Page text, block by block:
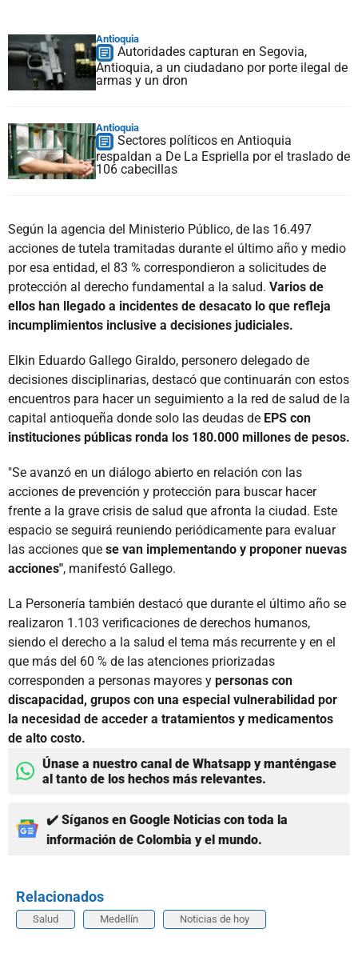
Antioquia
Autoridades capturan en Segovia,
Antioquia, a un ciudadano por porte ilegal de
armas y un dron
Antioquia
Sectores políticos en Antioquia
respaldan a De La Espriella por el traslado de
106 cabecillas
Según la agencia del Ministerio Público, de las 16.497
acciones de tutela tramitadas durante el último año y medio
por esa entidad, el 83 % correspondieron a solicitudes de
protección al derecho fundamental a la salud. Varios de
ellos han llegado a incidentes de desacato lo que refleja
incumplimientos inclusive a decisiones judiciales.
Elkin Eduardo Gallego Giraldo, personero delegado de
decisiones disciplinarias, destacó que continuarán con estos
encuentros para hacer un seguimiento a la red de salud de la
capital antioqueña donde solo las deudas de EPS con
instituciones públicas ronda los 180.000 millones de pesos.
"Se avanzó en un diálogo abierto en relación con las
acciones de prevención y protección para buscar hacer
frente a la grave crisis de salud que afronta la ciudad. Este
espacio se seguirá reuniendo periódicamente para evaluar
las acciones que se van implementando y proponer nuevas
acciones", manifestó Gallego.
La Personería también destacó que durante el último año se
realizaron 1.103 verificaciones de derechos humanos,
siendo el derecho a la salud el tema más recurrente y en el
que más del 60 % de las atenciones priorizadas
corresponden a personas mayores y personas con
discapacidad, grupos con una especial vulnerabilidad por
la necesidad de acceder a tratamientos y medicamentos
de alto costo.
Únase a nuestro canal de Whatsapp y manténgase
al tanto de los hechos más relevantes.
✔️ Síganos en Google Noticias con toda la
información de Colombia y el mundo.
Relacionados
Salud Medellín Noticias de hoy